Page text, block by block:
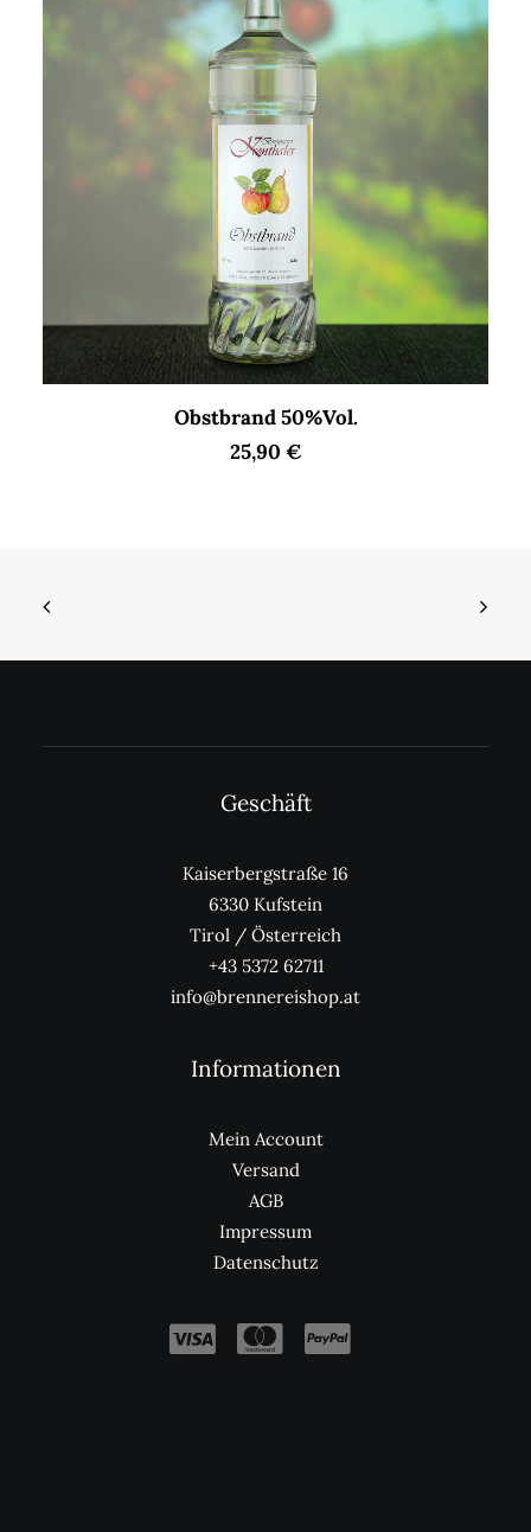
AUSFÜHRUNG WÄHLEN
auf
der
gewählt
Obstbrand 50%Vol.
25,90 €
Geschäft
Kaiserbergstraße 16
6330 Kufstein
Tirol / Österreich
+43 5372 62711
info@brennereishop.at
Informationen
Mein Account
Versand
AGB
Impressum
Datenschutz